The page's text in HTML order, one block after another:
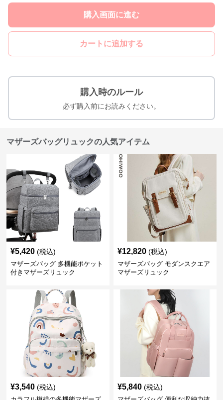
購入画面に進む
カートに追加する
購入時のルール
必ず購入前にお読みください。
マザーズバッグリュックの人気アイテム
¥5,420 (税込)
マザーズバッグ 多機能ポケット
付きマザーズリュック
¥12,820 (税込)
マザーズバッグ モダンスクエア
マザーズリュック
¥3,540 (税込) ¥5,840 (税込)